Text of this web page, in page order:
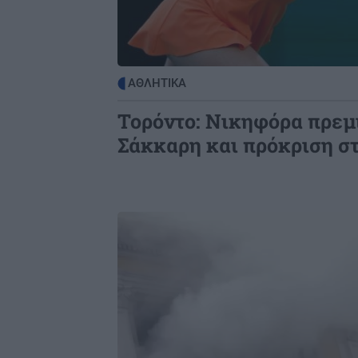
τελευταίες συνομιλίες
ΚΟΣΜΟΣ
Ομάν: Διπλή έκρηξη σε τάνκερ στα
ΑΘΛΗΤΙΚΑ
Τορόντο: Νικηφόρα
Σάκκαρη και πρόκριση